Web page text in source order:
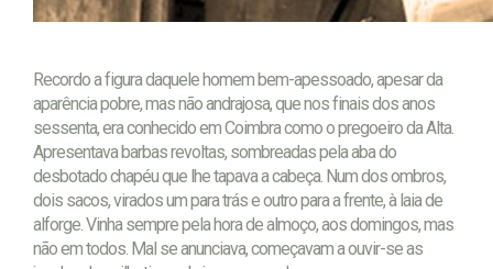
Recordo a figura daquele homem bem-apessoado, apesar da
aparência pobre, mas não andrajosa, que nos finais dos anos
sessenta, era conhecido em Coimbra como o pregoeiro da Alta.
Apresentava barbas revoltas, sombreadas pela aba do
desbotado chapéu que lhe tapava a cabeça. Num dos ombros,
dois sacos, virados um para trás e outro para a frente, à laia de
alforge. Vinha sempre pela hora de almoço, aos domingos, mas
não em todos. Mal se anunciava, começavam a ouvir-se as